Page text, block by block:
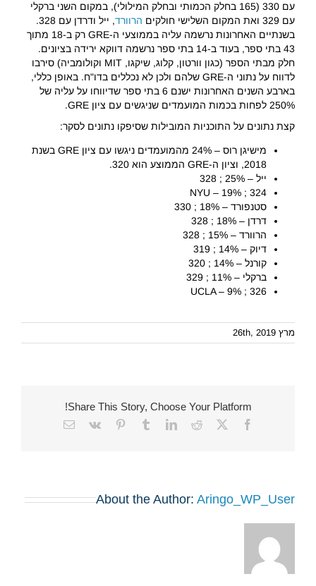
עם 330 (165 בחלק הכמותי ובחלק המילולי), במקום השני ברקלי
עם 329 ואת המקום השלישי חולקים
הרוורד
, ייל ודרדן עם 328.
בשנתיים האחרונות נרשמה עליה בממוצעי ה-GRE רק ב-18 מתוך
43 בתי ספר, בעוד ב-14 בתי ספר נרשמה דווקא ירידה בציונים.
חלק מבתי הספר (כגון וורטון, קלוג, שיקגו, MIT וקולומביה) סירבו
לדווח על נתוני ה-GRE שלהם ולכן לא נכללים בדו"ח. באופן כללי,
בארבע השנים האחרונות ישנם 6 בתי ספר שדיווחו על עליה של
250% לפחות בכמות המועמדים שניגשים עם ציון GRE.
קצת נתונים על התוכניות המובילות שסיפקו נתונים לסקר:
מישיגן רוס – 24% מהמועמדים ניגשו עם ציון GRE בשנת
2018, וציון ה-GRE הממוצע הוא 320.
ייל – 25% ; 328
NYU – 19% ; 324
סטנפורד – 18% ; 330
דרדן – 18% ; 328
הרוורד – 15% ; 328
דיוק – 14% ; 319
קורנל – 14% ; 320
ברקלי – 11% ; 329
UCLA – 9% ; 326
מרץ 26th, 2019
Share This Story, Choose Your Platform!
Facebook
X
Reddit
LinkedIn
Tumblr
Pinterest
Vk
Email
About the Author: Aringo_WP_User